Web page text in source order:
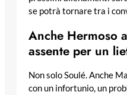
se potrà tornare tra i
Anche Hermoso
assente per un
Non solo Soulé. Anche
con un infortunio, un